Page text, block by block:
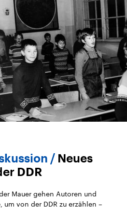
Neues
DDR
Mauer gehen Autoren und
um von der DDR zu erzählen –